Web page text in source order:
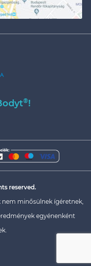
®!
reserved.
minősülnek ígéretnek,
egyénenként